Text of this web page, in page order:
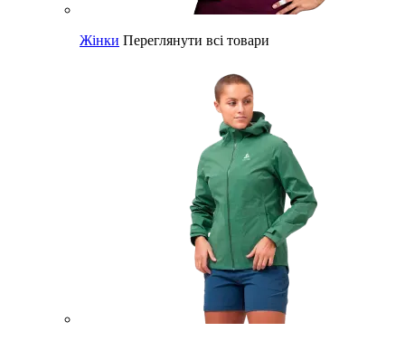
Жінки Переглянути всі товари